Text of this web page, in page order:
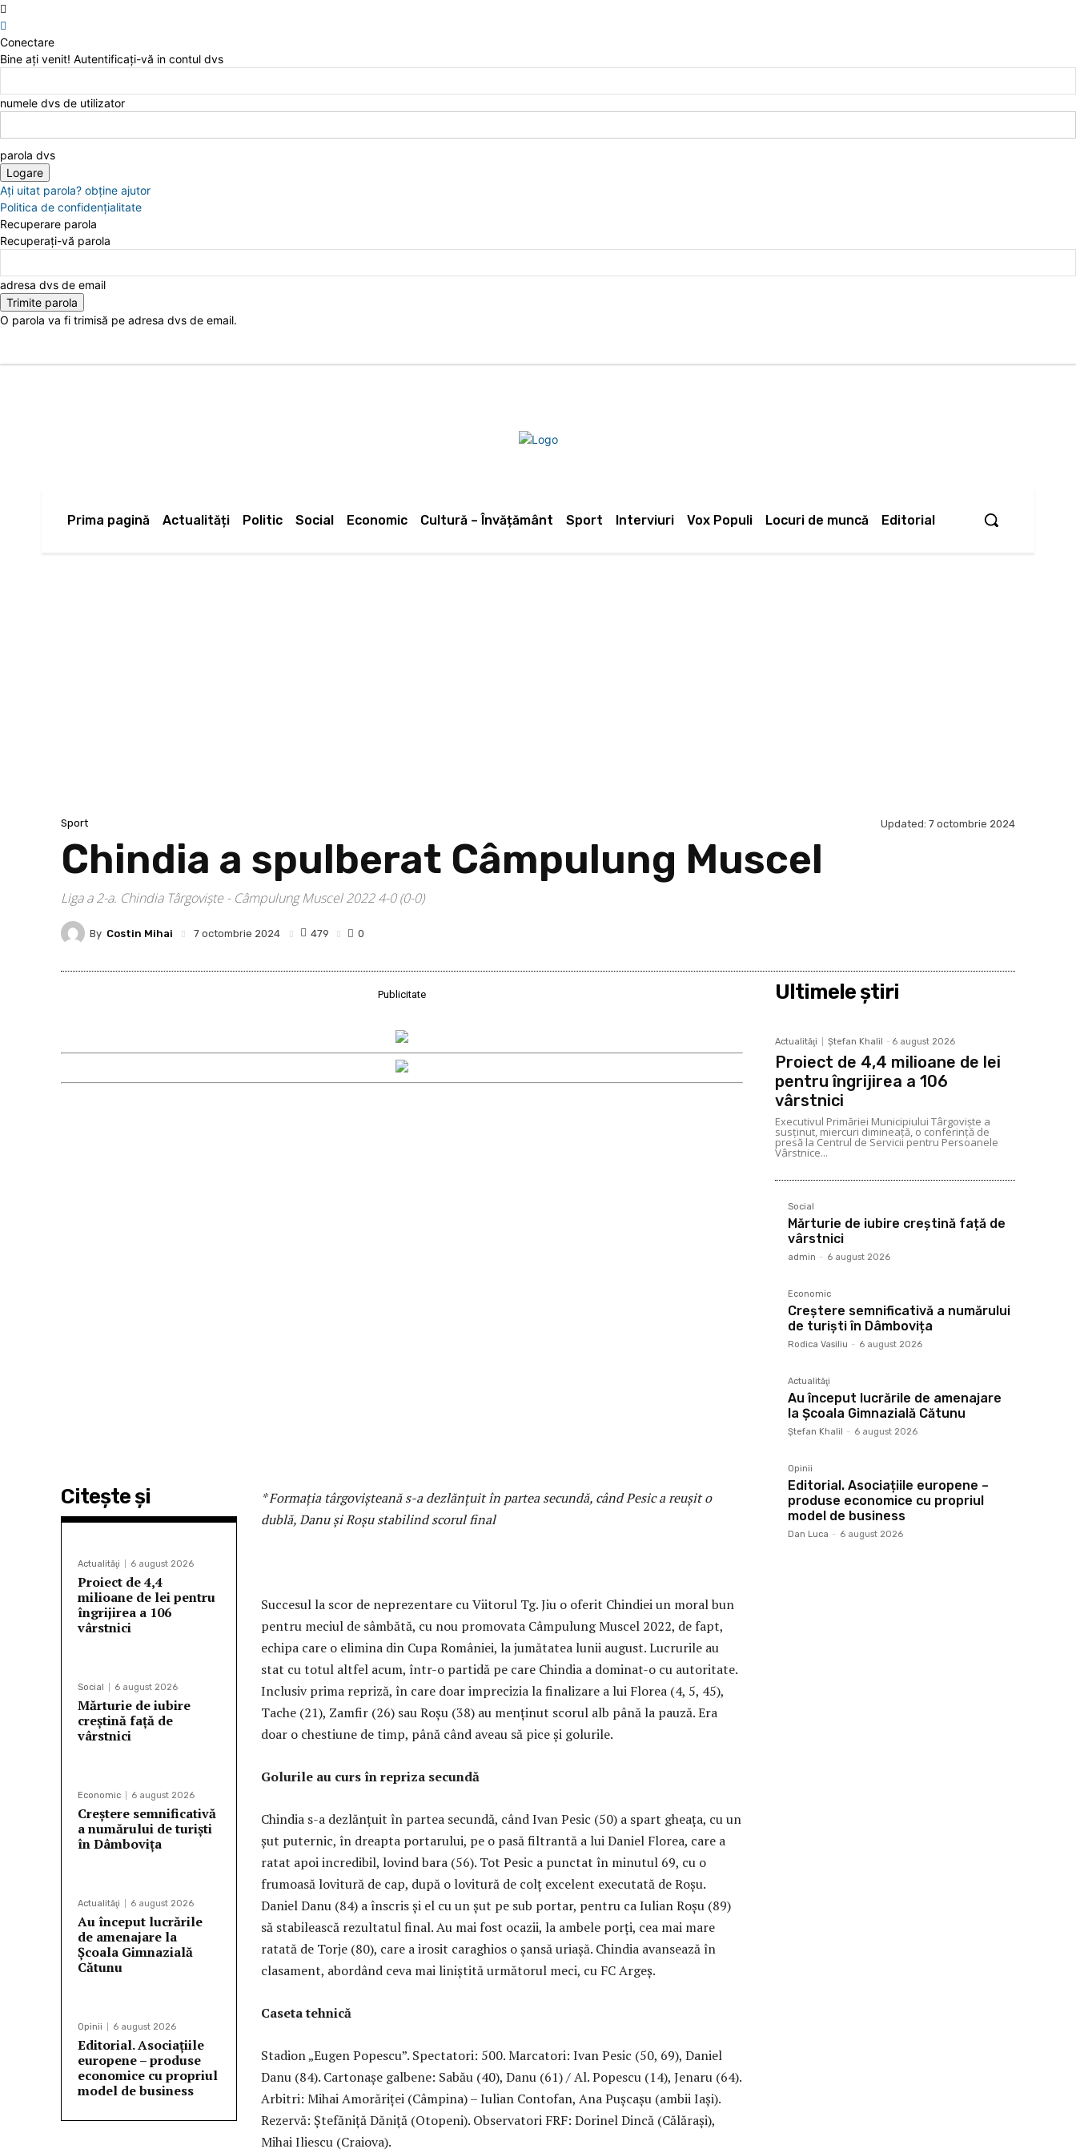
Conectare
Bine ați venit! Autentificați-vă in contul dvs
numele dvs de utilizator
parola dvs
Ați uitat parola? obține ajutor
Politica de confidenţialitate
Recuperare parola
Recuperați-vă parola
adresa dvs de email
O parola va fi trimisă pe adresa dvs de email.
Prima pagină Actualități Politic Social Economic Cultură – Învățământ Sport Interviuri Vox Populi Locuri de muncă Editorial
Sport Updated: 7 octombrie 2024
Chindia a spulberat Câmpulung Muscel
Liga a 2-a. Chindia Târgoviște - Câmpulung Muscel 2022 4-0 (0-0)
By Costin Mihai 7 octombrie 2024 479 0
Publicitate
Citeşte şi
Actualităţi 6 august 2026
Proiect de 4,4
milioane de lei pentru
îngrijirea a 106
vârstnici
Social 6 august 2026
Mărturie de iubire
creștină față de
vârstnici
Economic 6 august 2026
Creștere semnificativă
a numărului de turiști
în Dâmbovița
Actualităţi 6 august 2026
Au început lucrările
de amenajare la
Școala Gimnazială
Cătunu
Opinii 6 august 2026
Editorial. Asociațiile
europene – produse
economice cu propriul
model de business
* Formația târgovișteană s-a dezlănțuit în partea secundă, când Pesic a reușit o
dublă, Danu și Roșu stabilind scorul final
Succesul la scor de neprezentare cu Viitorul Tg. Jiu o oferit Chindiei un moral bun
pentru meciul de sâmbătă, cu nou promovata Câmpulung Muscel 2022, de fapt,
echipa care o elimina din Cupa României, la jumătatea lunii august. Lucrurile au
stat cu totul altfel acum, într-o partidă pe care Chindia a dominat-o cu autoritate.
Inclusiv prima repriză, în care doar imprecizia la finalizare a lui Florea (4, 5, 45),
Tache (21), Zamfir (26) sau Roșu (38) au menținut scorul alb până la pauză. Era
doar o chestiune de timp, până când aveau să pice și golurile.
Golurile au curs în repriza secundă
Chindia s-a dezlănțuit în partea secundă, când Ivan Pesic (50) a spart gheața, cu un
șut puternic, în dreapta portarului, pe o pasă filtrantă a lui Daniel Florea, care a
ratat apoi incredibil, lovind bara (56). Tot Pesic a punctat în minutul 69, cu o
frumoasă lovitură de cap, după o lovitură de colț excelent executată de Roșu.
Daniel Danu (84) a înscris și el cu un șut pe sub portar, pentru ca Iulian Roșu (89)
să stabilească rezultatul final. Au mai fost ocazii, la ambele porți, cea mai mare
ratată de Torje (80), care a irosit caraghios o șansă uriașă. Chindia avansează în
clasament, abordând ceva mai liniștită următorul meci, cu FC Argeș.
Caseta tehnică
Stadion „Eugen Popescu”. Spectatori: 500. Marcatori: Ivan Pesic (50, 69), Daniel
Danu (84). Cartonașe galbene: Sabău (40), Danu (61) / Al. Popescu (14), Jenaru (64).
Arbitri: Mihai Amorăriței (Câmpina) – Iulian Contofan, Ana Pușcașu (ambii Iași).
Rezervă: Ștefăniță Dăniță (Otopeni). Observatori FRF: Dorinel Dincă (Călărași),
Mihai Iliescu (Craiova).
Ultimele ştiri
Actualităţi Ştefan Khalil - 6 august 2026
Proiect de 4,4 milioane de lei
pentru îngrijirea a 106
vârstnici
Executivul Primăriei Municipiului Târgoviște a
susținut, miercuri dimineață, o conferință de
presă la Centrul de Servicii pentru Persoanele
Vârstnice...
Social
Mărturie de iubire creștină față de
vârstnici
admin - 6 august 2026
Economic
Creștere semnificativă a numărului
de turiști în Dâmbovița
Rodica Vasiliu - 6 august 2026
Actualităţi
Au început lucrările de amenajare
la Școala Gimnazială Cătunu
Ştefan Khalil - 6 august 2026
Opinii
Editorial. Asociațiile europene –
produse economice cu propriul
model de business
Dan Luca - 6 august 2026